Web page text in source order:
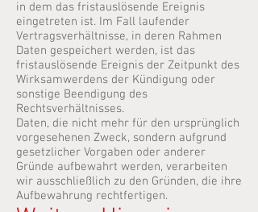
in dem das fristauslösende Ereignis
eingetreten ist. Im Fall laufender
Vertragsverhältnisse, in deren Rahmen
Daten gespeichert werden, ist das
fristauslösende Ereignis der Zeitpunkt des
Wirksamwerdens der Kündigung oder
sonstige Beendigung des
Rechtsverhältnisses.
Daten, die nicht mehr für den ursprünglich
vorgesehenen Zweck, sondern aufgrund
gesetzlicher Vorgaben oder anderer
Gründe aufbewahrt werden, verarbeiten
wir ausschließlich zu den Gründen, die ihre
Aufbewahrung rechtfertigen.